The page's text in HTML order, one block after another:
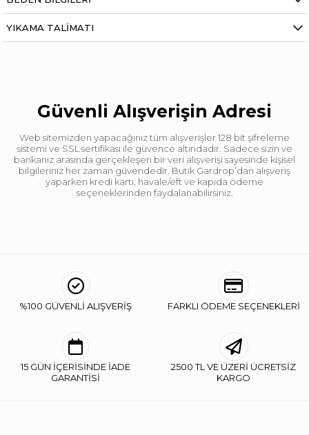
YIKAMA TALIMATI
Güvenli Alışverişin Adresi
Web sitemizden yapacağınız tüm alışverişler 128 bit şifreleme
sistemi ve SSL sertifikası ile güvence altındadır. Sadece sizin ve
bankanız arasında gerçekleşen bir veri alışverişi sayesinde kişisel
bilgileriniz her zaman güvendedir. Butik Gardrop’dan alışveriş
yaparken kredi kartı, havale/eft ve kapıda ödeme
seçeneklerinden faydalanabilirsiniz.
%100 GÜVENLİ ALIŞVERİŞ FARKLI ÖDEME SEÇENEKLERİ
15 GÜN İÇERİSİNDE İADE
GARANTİSİ
2500 TL VE ÜZERİ ÜCRETSİZ
KARGO